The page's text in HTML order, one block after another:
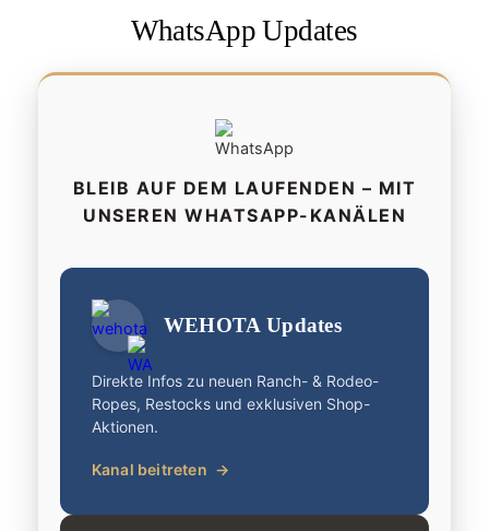
WhatsApp Updates
BLEIB AUF DEM LAUFENDEN – MIT
UNSEREN WHATSAPP-KANÄLEN
WEHOTA Updates
Direkte Infos zu neuen Ranch- & Rodeo-
Ropes, Restocks und exklusiven Shop-
Aktionen.
Kanal beitreten →